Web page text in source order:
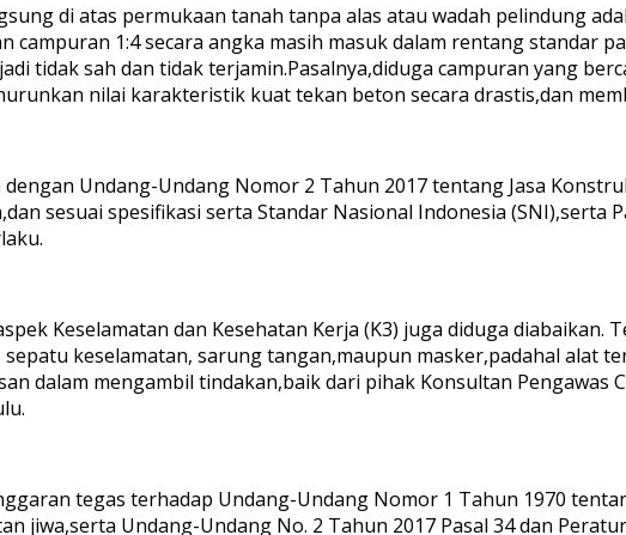
di atas permukaan tanah tanpa alas atau wadah pelindung
campuran 1:4 secara angka masih masuk dalam rentang standar
tidak sah dan tidak terjamin.Pasalnya,diduga campuran yang
nilai karakteristik kuat tekan beton secara drastis,dan
Undang-Undang Nomor 2 Tahun 2017 tentang Jasa
sesuai spesifikasi serta Standar Nasional Indonesia
Keselamatan dan Kesehatan Kerja (K3) juga diduga
keselamatan, sarung tangan,maupun masker,padahal alat
dalam mengambil tindakan,baik dari pihak Konsultan Pengawas
tegas terhadap Undang-Undang Nomor 1 Tahun 1970
jiwa,serta Undang-Undang No. 2 Tahun 2017 Pasal 34 dan